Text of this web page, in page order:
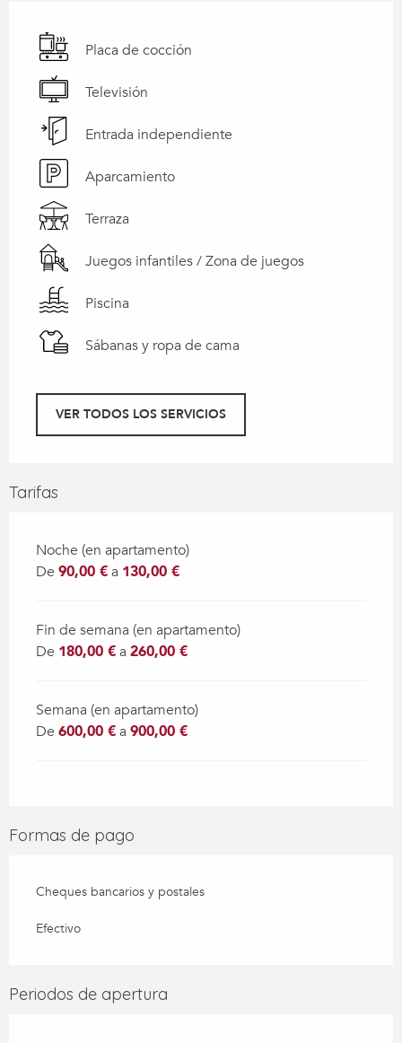
Placa de cocción
Televisión
Entrada independiente
Aparcamiento
Terraza
Juegos infantiles / Zona de juegos
Piscina
Sábanas y ropa de cama
VER TODOS LOS SERVICIOS
Tarifas
Noche (en apartamento)
De 90,00 €a 130,00 €
Fin de semana (en apartamento)
De 180,00 €a 260,00 €
Semana (en apartamento)
De 600,00 €a 900,00 €
Formas de pago
Cheques bancarios y postales
Efectivo
Periodos de apertura